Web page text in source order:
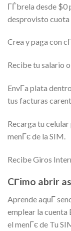
ГЃbrela desde $0
desprovisto cuota
Crea y paga con
Recibe tu salario
EnvГ­a plata
tus facturas
Recarga tu
menГє de la SIM.
Recibe Giros
CГіmo abrir
Aprende aquГ­
emplear la cuenta
el menГє de Tu